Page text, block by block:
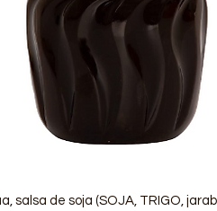
salsa de soja (SOJA, TRIGO,